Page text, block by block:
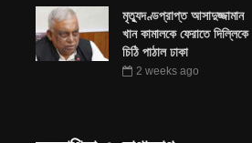
মৃত্যুদণ্ডপ্রাপ্ত আসাদুজ্জামান
খান কামালকে ফেরাতে দিল্লিকে
চিঠি পাঠাল ঢাকা
2 weeks ago